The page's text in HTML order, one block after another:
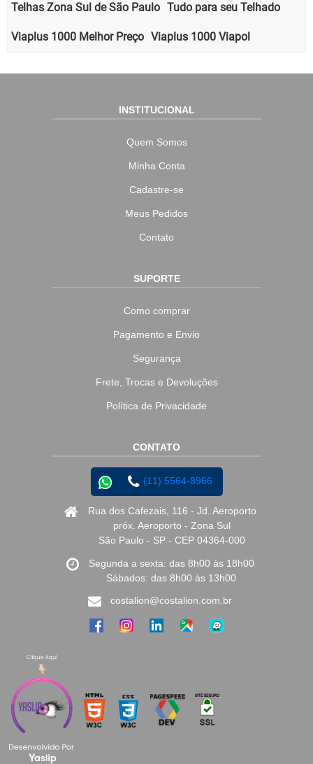
Telhas Zona Sul de São Paulo Tudo para seu Telhado
Viaplus 1000 Melhor Preço Viaplus 1000 Viapol
INSTITUCIONAL
Quem Somos
Minha Conta
Cadastre-se
Meus Pedidos
Contato
SUPORTE
Como comprar
Pagamento e Envio
Segurança
Frete, Trocas e Devoluções
Política de Privacidade
CONTATO
(11) 5564-8966
Rua dos Cafezais, 116 - Jd. Aeroporto
próx. Aeroporto - Zona Sul
São Paulo - SP - CEP 04364-000
Segunda a sexta: das 8h00 às 18h00
Sábados: das 8h00 às 13h00
costalion@costalion.com.br